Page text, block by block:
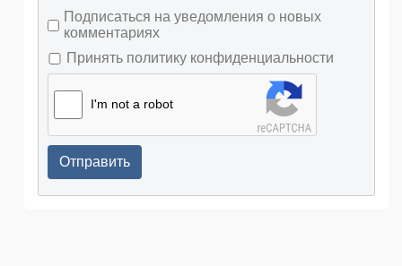
Подписаться на уведомления о новых
комментариях
Принять политику конфиденциальности
I'm not a robot
Отправить